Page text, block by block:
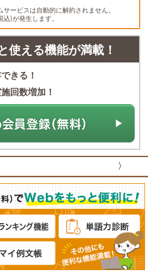
ービスは自動的に解約されません。
)が発生します。
使える機能が満載！
きる！
回数増加！
〉